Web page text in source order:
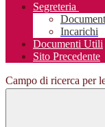
Segreteria
Incarichi
Documenti Utili
Sito Precedente
Campo di ricerca per